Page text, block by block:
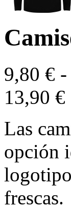
9,80 € -
13,90 €
Las
opción
frescas.